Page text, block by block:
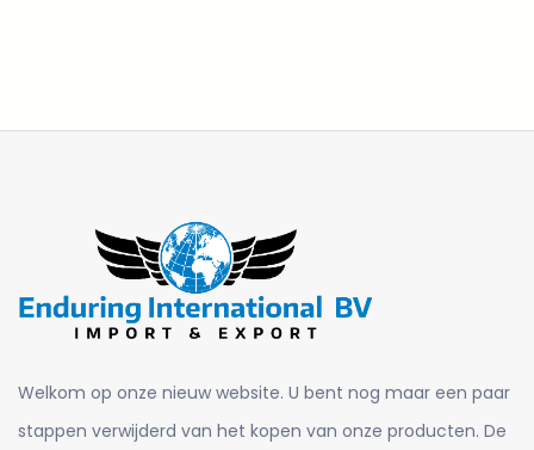
Welkom op onze nieuw website. U bent nog maar een paar
stappen verwijderd van het kopen van onze producten. De